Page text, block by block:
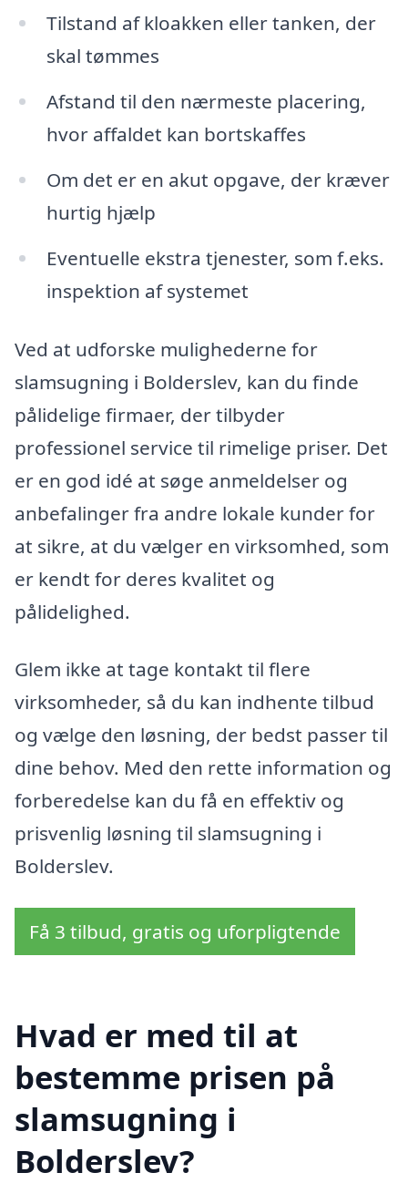
Tilstand af kloakken eller tanken, der
skal tømmes
Afstand til den nærmeste placering,
hvor affaldet kan bortskaffes
Om det er en akut opgave, der kræver
hurtig hjælp
Eventuelle ekstra tjenester, som f.eks.
inspektion af systemet
Ved at udforske mulighederne for
slamsugning i Bolderslev, kan du finde
pålidelige firmaer, der tilbyder
professionel service til rimelige priser. Det
er en god idé at søge anmeldelser og
anbefalinger fra andre lokale kunder for
at sikre, at du vælger en virksomhed, som
er kendt for deres kvalitet og
pålidelighed.
Glem ikke at tage kontakt til flere
virksomheder, så du kan indhente tilbud
og vælge den løsning, der bedst passer til
dine behov. Med den rette information og
forberedelse kan du få en effektiv og
prisvenlig løsning til slamsugning i
Bolderslev.
Få 3 tilbud, gratis og uforpligtende
Hvad er med til at
bestemme prisen på
slamsugning i
Bolderslev?